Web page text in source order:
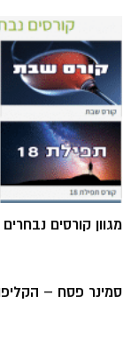
מגוון קורסים
סמינר פסח –